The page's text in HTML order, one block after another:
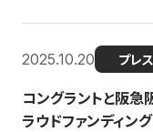
2025.10.20 プレ
コングラントと阪急
ラウドファンディン